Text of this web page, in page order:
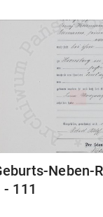
Neben-
- 111